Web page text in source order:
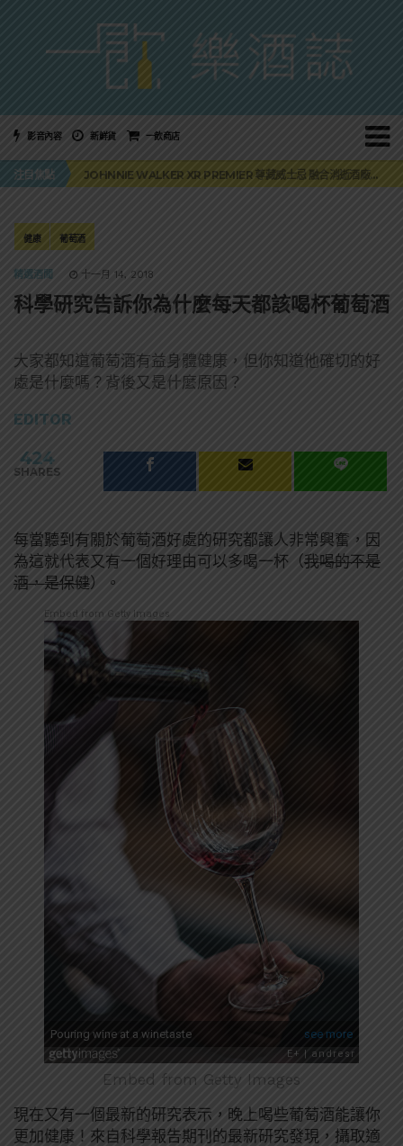
影音內容 新鮮貨 一飲商店
注目焦點
「MONSTER NIGHT OUT 魔爪特調之夜」盛夏刮起派對旋風！
JOHNNIE WALKER XR PREMIER 尊藏威士忌 融合消逝酒廠全球獨家上市
「BAD SPANIELS」便便狗玩具未損害傑克丹尼商標！纏訟12年官司再次逆轉
角嗨尬炸物X爽快這一步，角瓶攜手頂呱呱 全新套餐限時登場
健康 葡萄酒
精選酒聞 十一月 14, 2018
科學研究告訴你為什麼每天都該喝杯葡萄酒
大家都知道葡萄酒有益身體健康，但你知道他確切的好
處是什麼嗎？背後又是什麼原因？
EDITOR
424
SHARES
每當聽到有關於葡萄酒好處的研究都讓人非常興奮，因
為這就代表又有一個好理由可以多喝一杯（我喝的不是
酒，是保健）。
Embed from Getty Images
Embed from Getty Images
現在又有一個最新的研究表示，晚上喝些葡萄酒能讓你
更加健康！來自科學報告期刊的最新研究發現，攝取適